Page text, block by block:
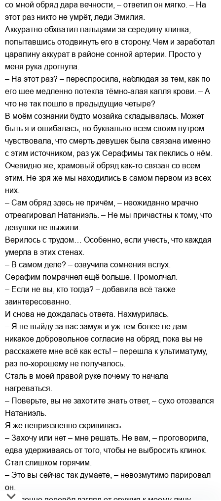
со мной обряд дара вечности, – ответил он мягко. – На
этот раз никто не умрёт, леди Эмилия.
Аккуратно обхватил пальцами за середину клинка,
попытавшись отодвинуть его в сторону. Чем и заработал
царапину аккурат в районе сонной артерии. Просто у
меня рука дрогнула.
– На этот раз? – переспросила, наблюдая за тем, как по
его шее медленно потекла тёмно-алая капля крови. – А
что не так пошло в предыдущие четыре?
В моём сознании будто мозайка складывалась. Может
быть я и ошибалась, но буквально всем своим нутром
чувствовала, что смерть девушек была связана именно
с этим источником, раз уж Серафимы так пеклись о нём.
Очевидно же, храмовый обряд как-то связан со всем
этим. Не зря же мы находились в самом первом из всех
них.
– Сам обряд здесь не причём, – неожиданно мрачно
отреагировал Натаниэль. – Не мы причастны к тому, что
девушки не выжили.
Верилось с трудом… Особенно, если учесть, что каждая
умерла в этих стенах.
– В самом деле? – озвучила сомнения вслух.
Серафим помрачнел ещё больше. Промолчал.
– Если не вы, кто тогда? – добавила всё также
заинтересованно.
И снова не дождалась ответа. Нахмурилась.
– Я не выйду за вас замуж и уж тем более не дам
никакое добровольное согласие на обряд, пока вы не
расскажете мне всё как есть! – перешла к ультиматуму,
раз по-хорошему не получалось.
Сталь в моей правой руке почему-то начала
нагреваться.
– Поверьте, вы не захотите знать ответ, – сухо отозвался
Натаниэль.
Я же неприязненно скривилась.
– Захочу или нет – мне решать. Не вам, – проговорила,
едва удерживаясь от того, чтобы не выбросить клинок.
Стал слишком горячим.
– Это вы сейчас так думаете, – невозмутимо парировал
он.